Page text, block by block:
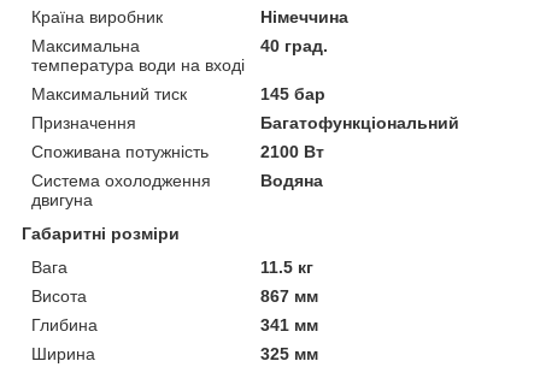
Країна виробник
Німеччина
Максимальна
температура води на вході
40 град.
Максимальний тиск
145 бар
Призначення
Багатофункціональний
Споживана потужність
2100 Вт
Система охолодження
двигуна
Водяна
Габаритні розміри
Вага
11.5 кг
Висота
867 мм
Глибина
341 мм
Ширина
325 мм